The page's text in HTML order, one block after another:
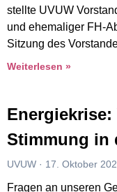
stellte UVUW
und ehemaliger FH-
Sitzung des
Weiterlesen »
Stimmung in
UVUW 17. Oktober
Fragen an unseren